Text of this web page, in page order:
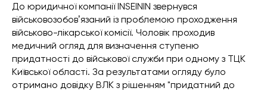
До юридичної компанії INSEININ звернувся
військовозобовʼязаний із проблемою проходження
військово-лікарської комісії. Чоловік проходив
медичний огляд для визначення ступеню
придатності до військової служби при одному з ТЦК
Київської області. За результатами огляду було
отримано довідку ВЛК з рішенням "придатний до